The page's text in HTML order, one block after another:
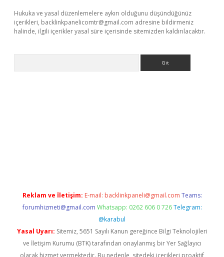
Hukuka ve yasal düzenlemelere aykırı olduğunu düşündüğünüz
içerikleri, backlinkpanelicomtr@gmail.com adresine bildirmeniz
halinde, ilgili içerikler yasal süre içerisinde sitemizden kaldırılacaktır.
Reklam ve İletişim: E-mail: backlinkpaneli@gmail.com Teams:
forumhizmeti@gmail.com Whatsapp: 0262 606 0 726 Telegram:
@karabul
Yasal Uyarı: Sitemiz, 5651 Sayılı Kanun gereğince Bilgi Teknolojileri
ve İletişim Kurumu (BTK) tarafından onaylanmış bir Yer Sağlayıcı
olarak hizmet vermektedir. Bu nedenle, sitedeki içerikleri proaktif